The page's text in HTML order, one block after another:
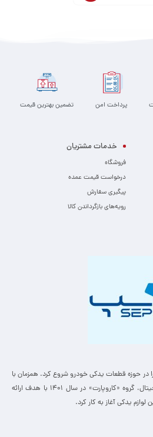
پرداخت امن تضمین بهترین قیمت
خدمات مشتریان
فروشگاه
درخواست قیمت عمده
پیگیری سفارش
رویه‌های بازگرداندن کالا
فعالیت خود را در حوزه قطعات یدکی خودرو شروع کرد. همزمان با
رشد و توسعه فناوری در دنیای دیجیتال، گروه «کاروپارت» در سال ۱۴۰۱ با هدف ارائه
یدکی آغاز به کار کرد.